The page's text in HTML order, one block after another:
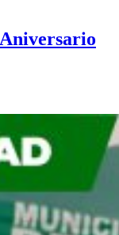
Aniversario